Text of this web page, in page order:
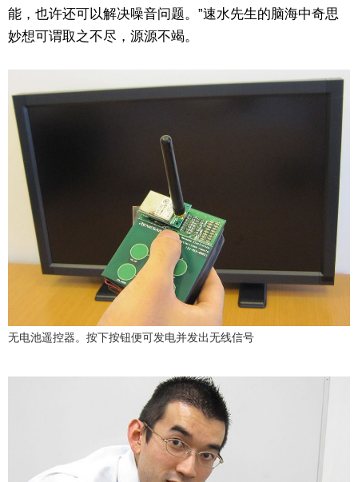
能，也许还可以解决噪音问题。”速水先生的脑海中奇思
妙想可谓取之不尽，源源不竭。
无电池遥控器。按下按钮便可发电并发出无线信号